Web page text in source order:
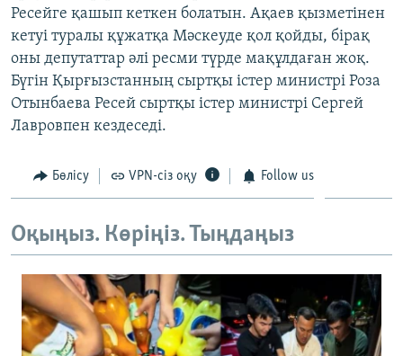
Ресейге қашып кеткен болатын. Ақаев қызметінен
кетуі туралы құжатқа Мәскеуде қол қойды, бірақ
оны депутаттар әлі ресми түрде мақұлдаған жоқ.
Бүгін Қырғызстанның сыртқы істер министрі Роза
Отынбаева Ресей сыртқы істер министрі Сергей
Лавровпен кездеседі.
Бөлісу VPN-сіз оқу Follow us
Оқыңыз. Көріңіз. Тыңдаңыз